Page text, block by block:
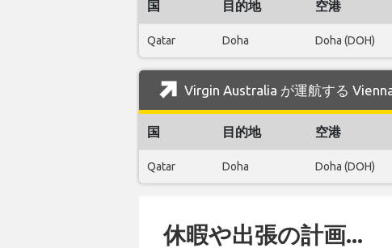
国 目的地 空港
Qatar Doha Doha (DOH)
Virgin Australia が運航する
国 目的地 空港
Qatar Doha Doha (DOH)
休暇や出張の計画...